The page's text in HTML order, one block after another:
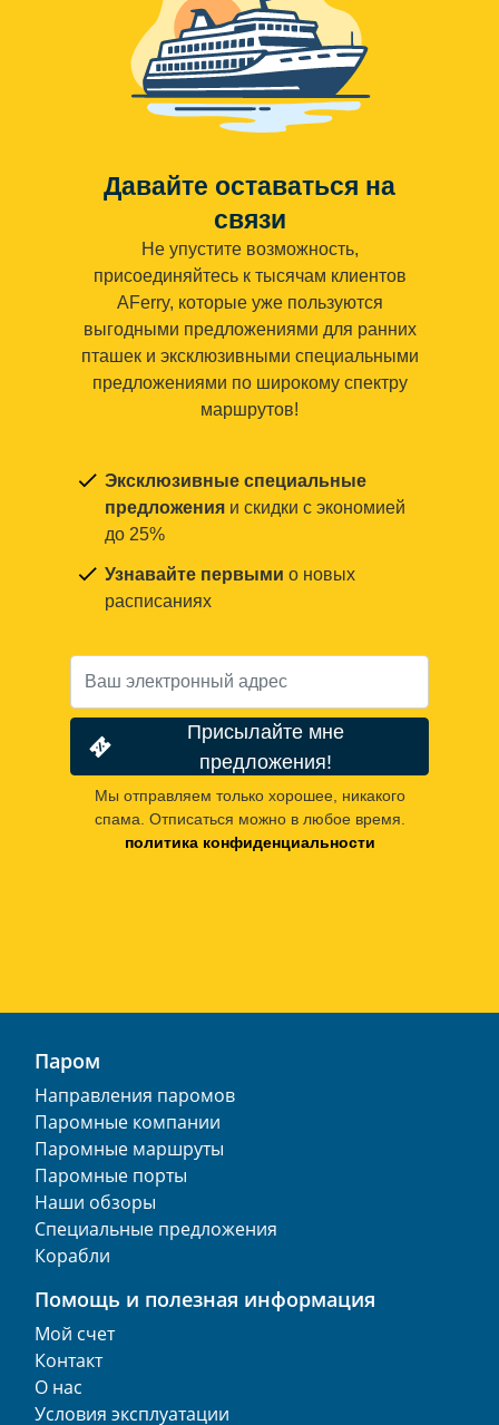
Давайте оставаться на
связи
Не упустите возможность,
присоединяйтесь к тысячам клиентов
AFerry, которые уже пользуются
выгодными предложениями для ранних
пташек и эксклюзивными специальными
предложениями по широкому спектру
маршрутов!
Эксклюзивные специальные
предложения и скидки с экономией
до 25%
Узнавайте первыми о новых
расписаниях
Присылайте мне
предложения!
Мы отправляем только хорошее, никакого
спама. Отписаться можно в любое время.
политика конфиденциальности
Паром
Направления паромов
Паромные компании
Паромные маршруты
Паромные порты
Наши обзоры
Специальные предложения
Корабли
Помощь и полезная информация
Мой счет
Контакт
О нас
Условия эксплуатации